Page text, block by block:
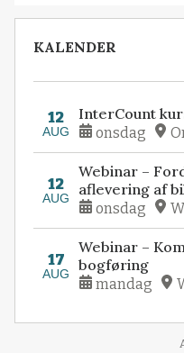
KALENDER
12
AUG
InterCount
onsdag
12
AUG
Webinar –
aflevering af
onsdag
17
AUG
Webinar –
bogføring
mandag